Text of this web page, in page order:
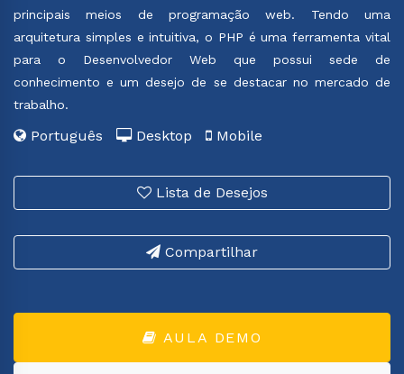
principais meios de programação web. Tendo uma
arquitetura simples e intuitiva, o PHP é uma ferramenta vital
para o Desenvolvedor Web que possui sede de
conhecimento e um desejo de se destacar no mercado de
trabalho.
Português Desktop Mobile
Lista de Desejos
Compartilhar
AULA DEMO